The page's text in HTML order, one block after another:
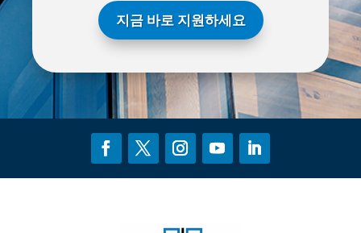
지금 바로 지원하세요